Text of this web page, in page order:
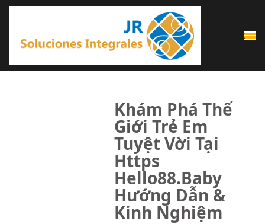
Saltar
contenido
Khám Phá Thế
Giới Trẻ Em
Tuyệt Vời Tại
Https
Hello88.Baby
Hướng Dẫn &
Kinh Nghiệm